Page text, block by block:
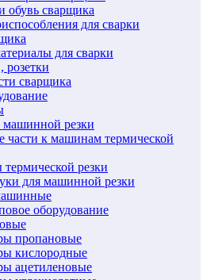
обувь сварщика
для сварки
для сварки
розетки
сварщика
машинной резки
части к машинам термической
резки
для машинной резки
оборудование
пропановые
кислородные
ацетиленовые